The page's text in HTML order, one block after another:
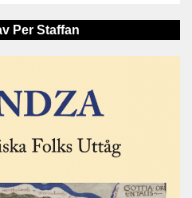
Per Staffan